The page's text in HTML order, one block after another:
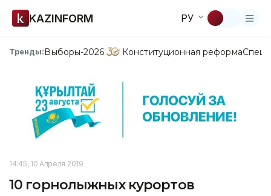
KAZINFORM РУ
Тренды:Выборы-2026 Конституционная реформа
14:45, 10 Апреля 2019
10 горнолыжных курортов